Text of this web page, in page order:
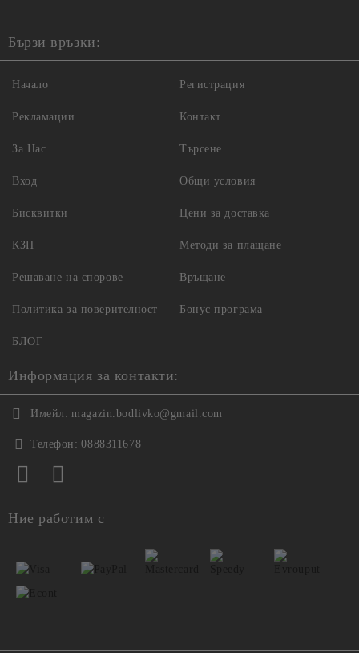
Бързи връзки:
Начало
Рекламации
За Нас
Вход
Регистрация
Контакт
Търсене
Общи условия
Бисквитки
КЗП
Решаване на спорове
Политика за поверителност
Цени за доставка
Методи за плащане
Връщане
Бонус програма
БЛОГ
Информация за контакти:
Имейл: magazin.bodlivko@gmail.com
Телефон: 0888311678
Ние работим с